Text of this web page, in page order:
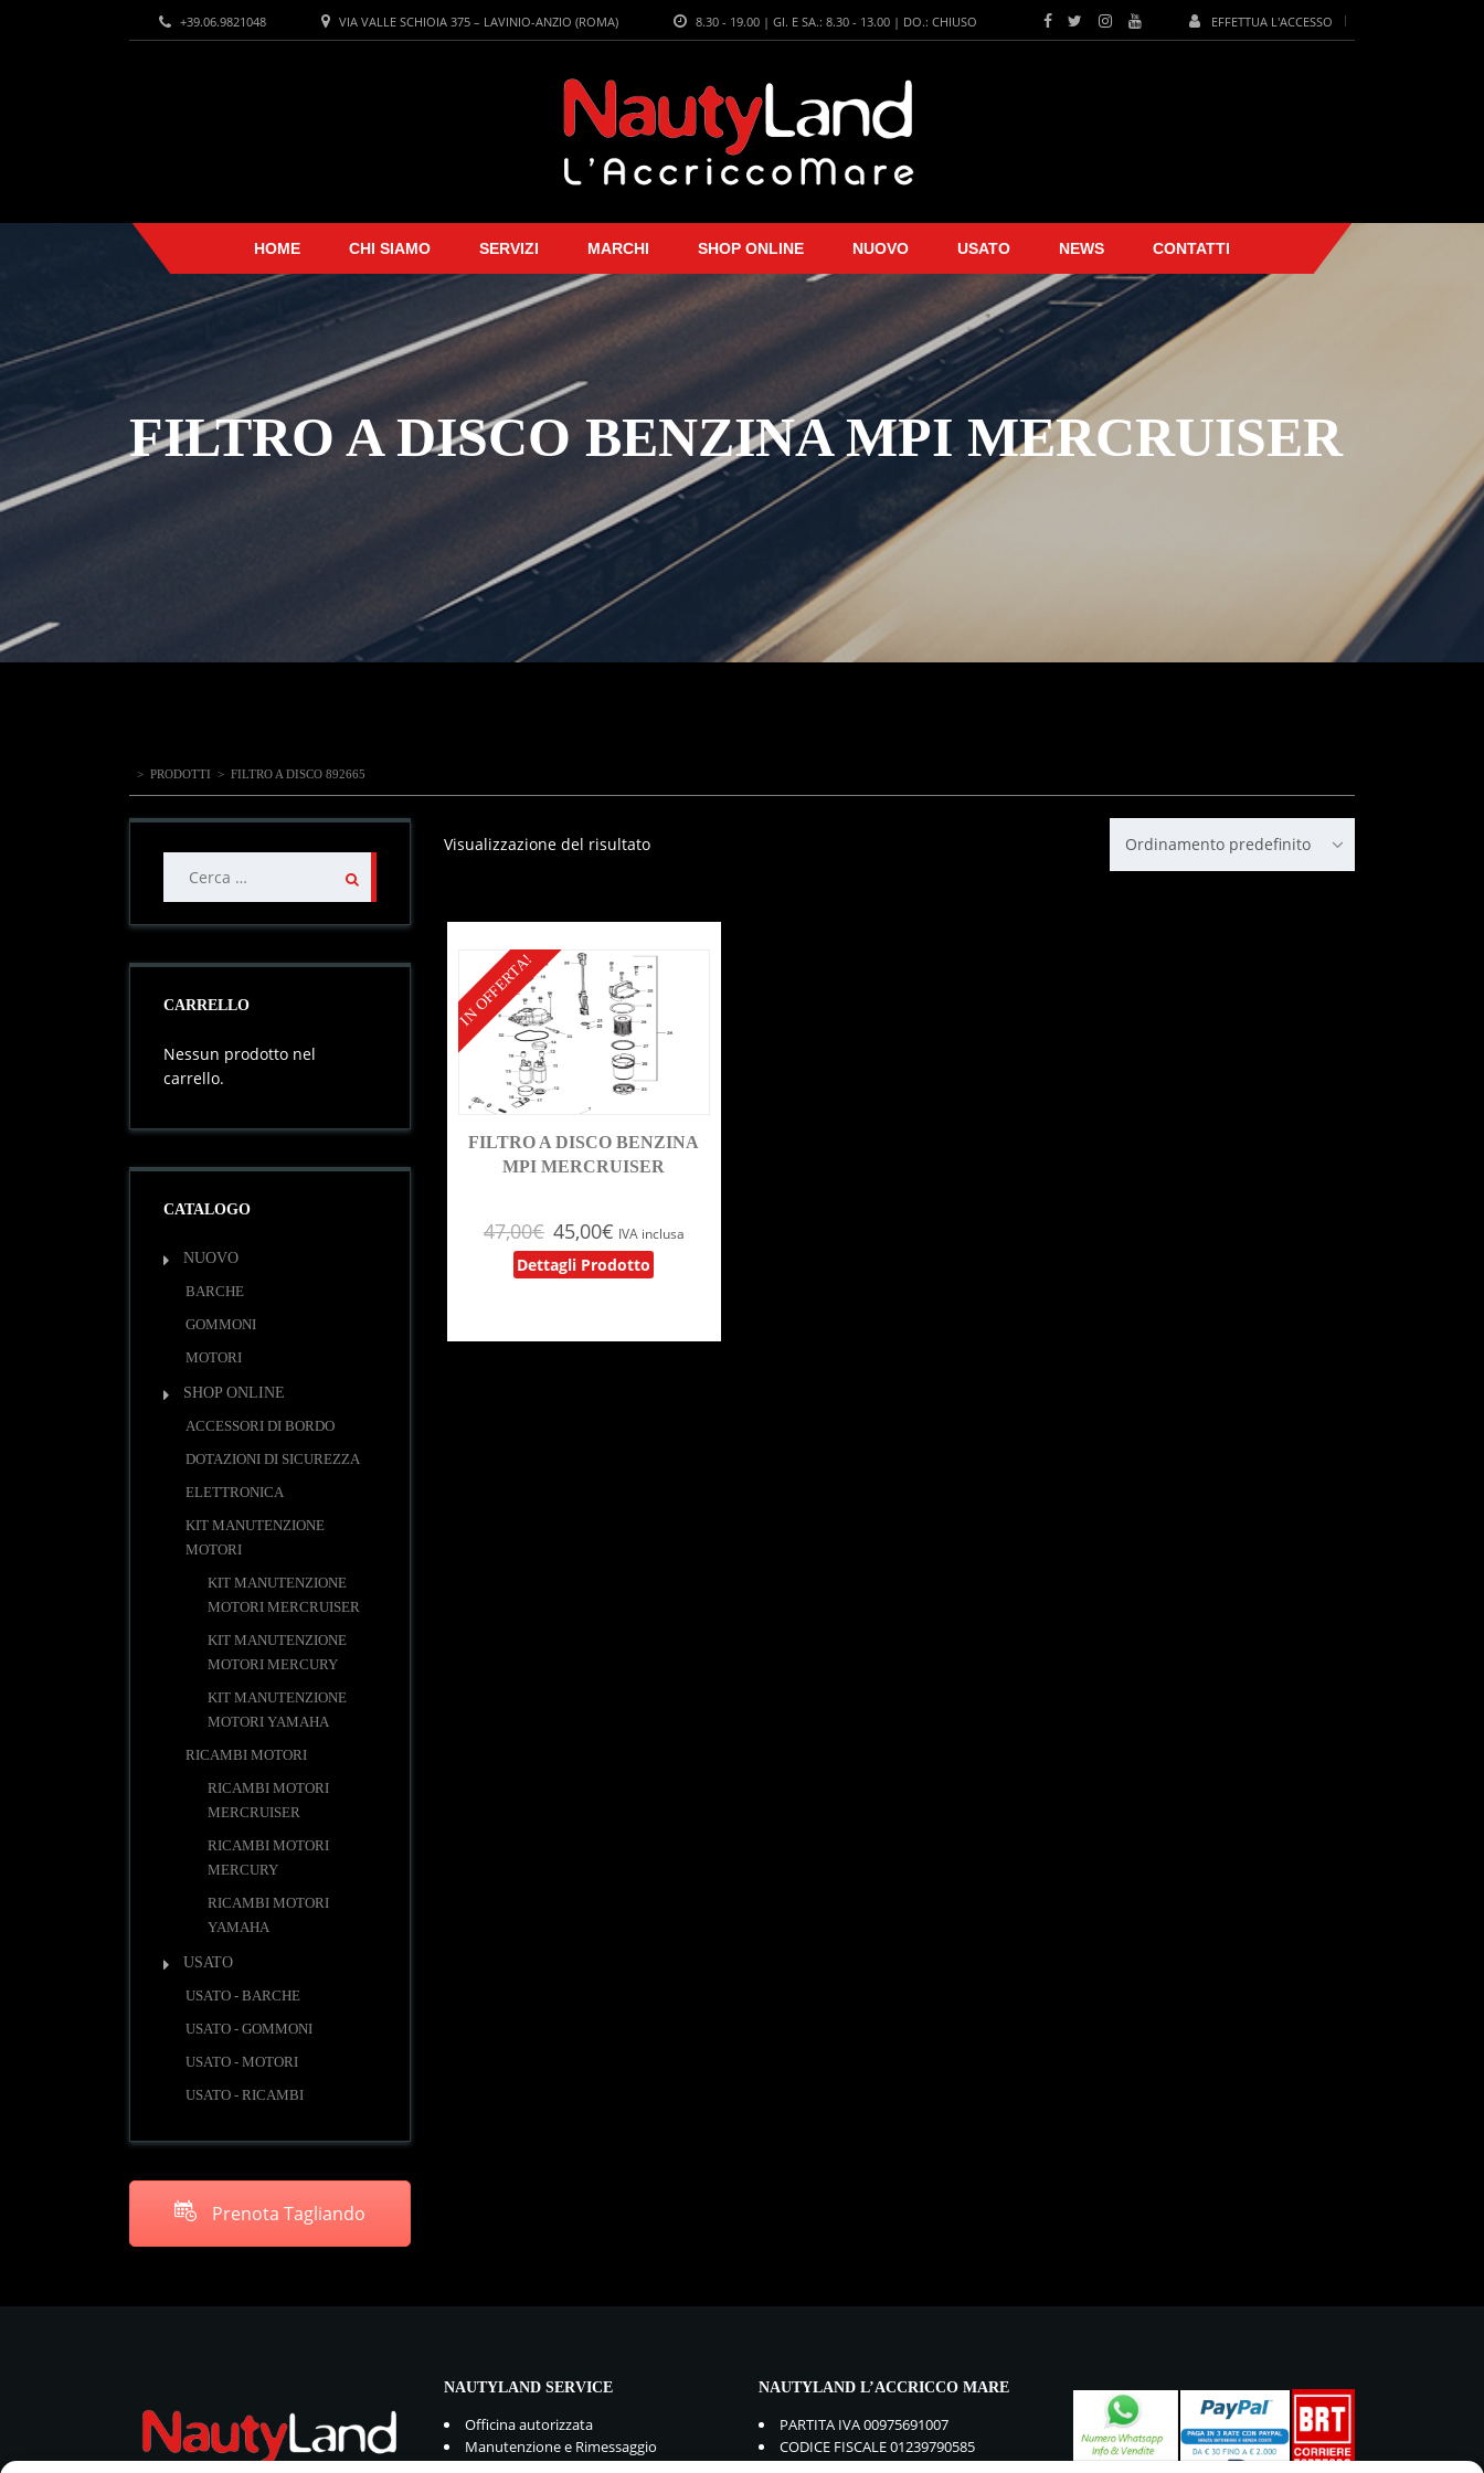
EFFETTUA L'ACCESSO
8.30 - 19.00 | GI. E SA.: 8.30 - 13.00 | DO.: CHIUSO
VIA VALLE SCHIOIA 375 – LAVINIO-ANZIO (ROMA)
+39.06.9821048
HOME CHI SIAMO SERVIZI MARCHI SHOP ONLINE NUOVO USATO NEWS CONTATTI
FILTRO A DISCO BENZINA MPI MERCRUISER
> PRODOTTI > FILTRO A DISCO 892665
Visualizzazione del risultato Ordinamento predefinito
IN OFFERTA!
FILTRO A DISCO BENZINA
MPI MERCRUISER
47,00€ 45,00€ IVA inclusa
Dettagli Prodotto
per:
CARRELLO
Nessun prodotto nel
carrello.
CATALOGO
NUOVO
BARCHE
GOMMONI
MOTORI
SHOP ONLINE
ACCESSORI DI BORDO
DOTAZIONI DI SICUREZZA
ELETTRONICA
KIT MANUTENZIONE
MOTORI
KIT MANUTENZIONE
MOTORI MERCRUISER
KIT MANUTENZIONE
MOTORI MERCURY
KIT MANUTENZIONE
MOTORI YAMAHA
RICAMBI MOTORI
RICAMBI MOTORI
MERCRUISER
RICAMBI MOTORI
MERCURY
RICAMBI MOTORI
YAMAHA
USATO
USATO - BARCHE
USATO - GOMMONI
USATO - MOTORI
USATO - RICAMBI
Prenota Tagliando
NAUTYLAND SERVICE
Officina autorizzata
Manutenzione e Rimessaggio
NAUTYLAND L’ACCRICCO MARE
PARTITA IVA 00975691007
CODICE FISCALE 01239790585